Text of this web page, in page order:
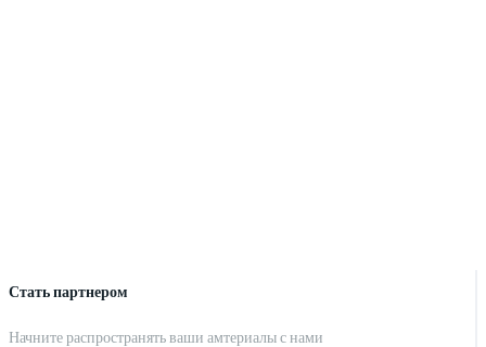
Стать партнером
Начните распространять ваши амтериалы с нами